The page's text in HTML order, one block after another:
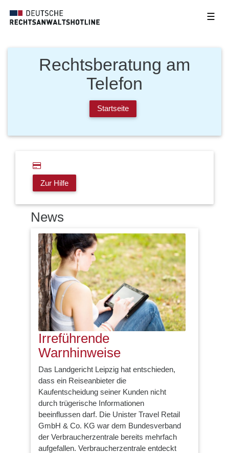
☰
Rechtsberatung am
Telefon
Startseite
Zur Hilfe
News
Irreführende
Warnhinweise
Das Landgericht Leipzig hat entschieden,
dass ein Reiseanbieter die
Kaufentscheidung seiner Kunden nicht
durch trügerische Informationen
beeinflussen darf. Die Unister Travel Retail
GmbH & Co. KG war dem Bundesverband
der Verbraucherzentrale bereits mehrfach
aufgefallen. Verbraucherzentrale entdeckt